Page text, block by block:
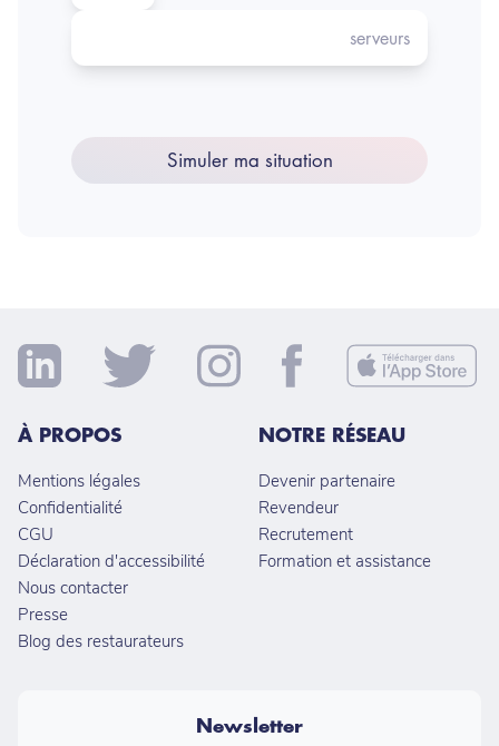
serveurs
Simuler ma situation
À PROPOS
Mentions légales
Confidentialité
CGU
Déclaration d'accessibilité
Nous contacter
Presse
Blog des restaurateurs
NOTRE RÉSEAU
Devenir partenaire
Revendeur
Recrutement
Formation et assistance
Newsletter